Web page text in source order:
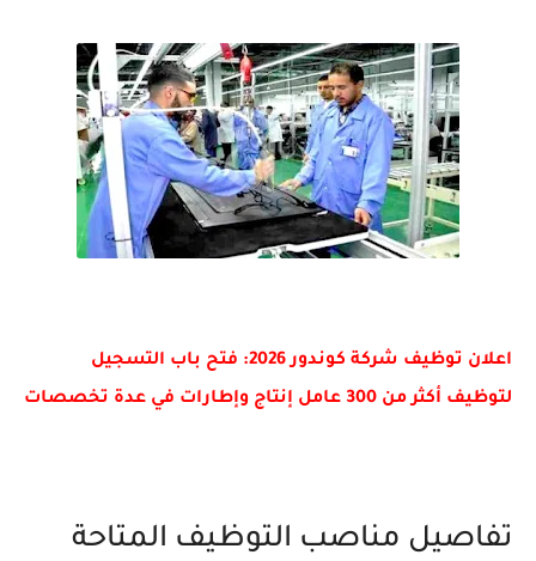
اعلان توظيف شركة كوندور 2026: فتح باب التسجيل
لتوظيف أكثر من 300 عامل إنتاج وإطارات في عدة تخصصات
تفاصيل مناصب التوظيف المتاحة